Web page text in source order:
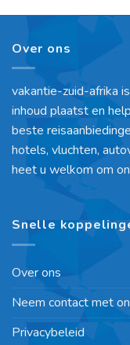
Over ons
vakantie-zuid-afrika
inhoud plaatst en
beste
hotels, vluchten,
heet u welkom om
Snelle
Over ons
Neem contact met
Privacybeleid